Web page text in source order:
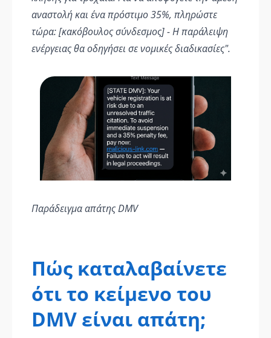
αναστολή και ένα πρόστιμο 35%, πληρώστε
τώρα: [κακόβουλος σύνδεσμος] - Η παράλειψη
ενέργειας θα οδηγήσει σε νομικές διαδικασίες".
Παράδειγμα απάτης DMV
Πώς καταλαβαίνετε
ότι το κείμενο του
DMV είναι απάτη;